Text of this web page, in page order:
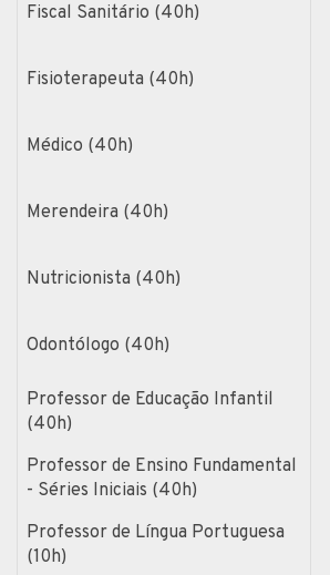
Fiscal Sanitário (40h)
Fisioterapeuta (40h)
Médico (40h)
Merendeira (40h)
Nutricionista (40h)
Odontólogo (40h)
Professor de Educação Infantil
(40h)
Professor de Ensino Fundamental
- Séries Iniciais (40h)
Professor de Língua Portuguesa
(10h)